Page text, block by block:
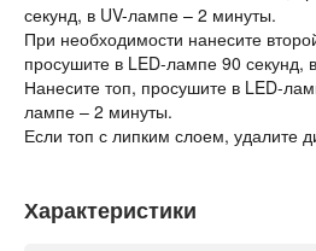
секунд, в UV-лампе – 2 минуты.
При необходимости нанесите
просушите в LED-лампе 90 секунд,
Нанесите топ, просушите в LED-
лампе – 2 минуты.
Если топ с липким слоем, удалите
Характеристики